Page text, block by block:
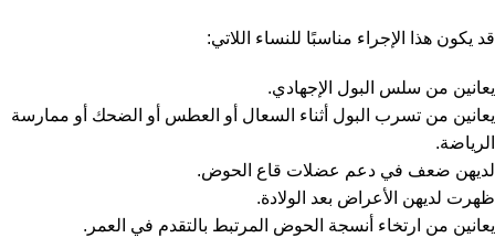
قد يكون هذا الإجراء مناسبًا للنساء اللاتي:
يعانين من سلس البول الإجهادي.
يعانين من تسرب البول أثناء السعال أو العطس أو الضحك أو ممارسة
الرياضة.
لديهن ضعف في دعم عضلات قاع الحوض.
ظهرت لديهن الأعراض بعد الولادة.
يعانين من ارتخاء أنسجة الحوض المرتبط بالتقدم في العمر.